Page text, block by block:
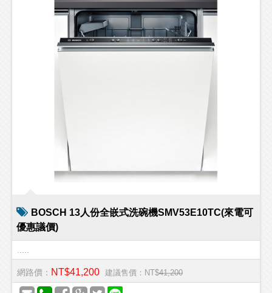
BOSCH 13人份全嵌式洗碗機SMV53E10TC(來電可
優惠議價)
網路價： NT$41,200 建議售價：NT$41,200